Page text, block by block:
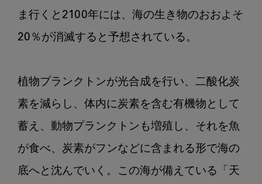
ま行くと2100年には、海の生き物のおおよそ
20％が消滅すると予想されている。
植物プランクトンが光合成を行い、二酸化炭
素を減らし、体内に炭素を含む有機物として
蓄え、動物プランクトンも増殖し、それを魚
が食べ、炭素がフンなどに含まれる形で海の
底へと沈んでいく。この海が備えている「天